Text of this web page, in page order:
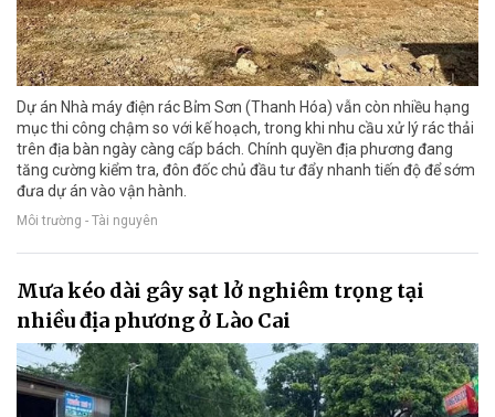
Dự án Nhà máy điện rác Bỉm Sơn (Thanh Hóa) vẫn còn nhiều hạng
mục thi công chậm so với kế hoạch, trong khi nhu cầu xử lý rác thải
trên địa bàn ngày càng cấp bách. Chính quyền địa phương đang
tăng cường kiểm tra, đôn đốc chủ đầu tư đẩy nhanh tiến độ để sớm
đưa dự án vào vận hành.
Môi trường - Tài nguyên
Mưa kéo dài gây sạt lở nghiêm trọng tại
nhiều địa phương ở Lào Cai